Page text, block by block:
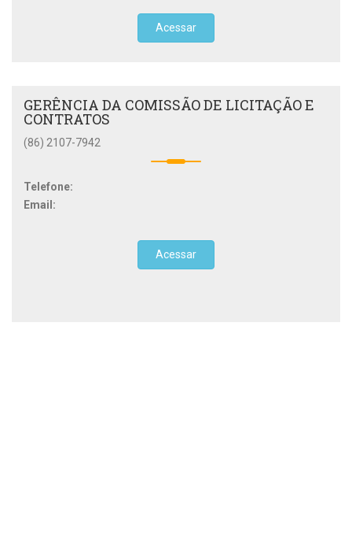
Acessar
GERÊNCIA DA COMISSÃO DE LICITAÇÃO E
CONTRATOS
(86) 2107-7942
Telefone:
Email:
Acessar